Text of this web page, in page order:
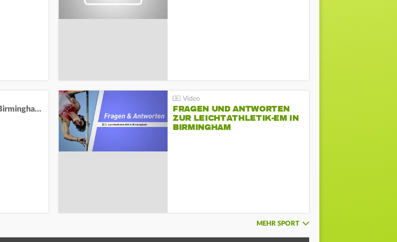
Neugebauer vor EM in Birmingham:
FRAGEN UND ANTWORTEN
ZUR LEICHTATHLETIK-EM IN
BIRMINGHAM
MEHR SPORT